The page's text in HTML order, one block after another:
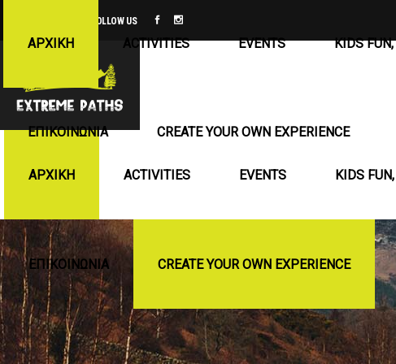
FOLLOW US
ΑΡΧΙΚΉ ACTIVITIES EVENTS KIDS
ΕΠΙΚΟΙΝΩΝΊΑ CREATE YOUR OWN EXPERIENCE
ΑΡΧΙΚΉ ACTIVITIES EVENTS KIDS
ΕΠΙΚΟΙΝΩΝΊΑ CREATE YOUR OWN EXPERIENCE